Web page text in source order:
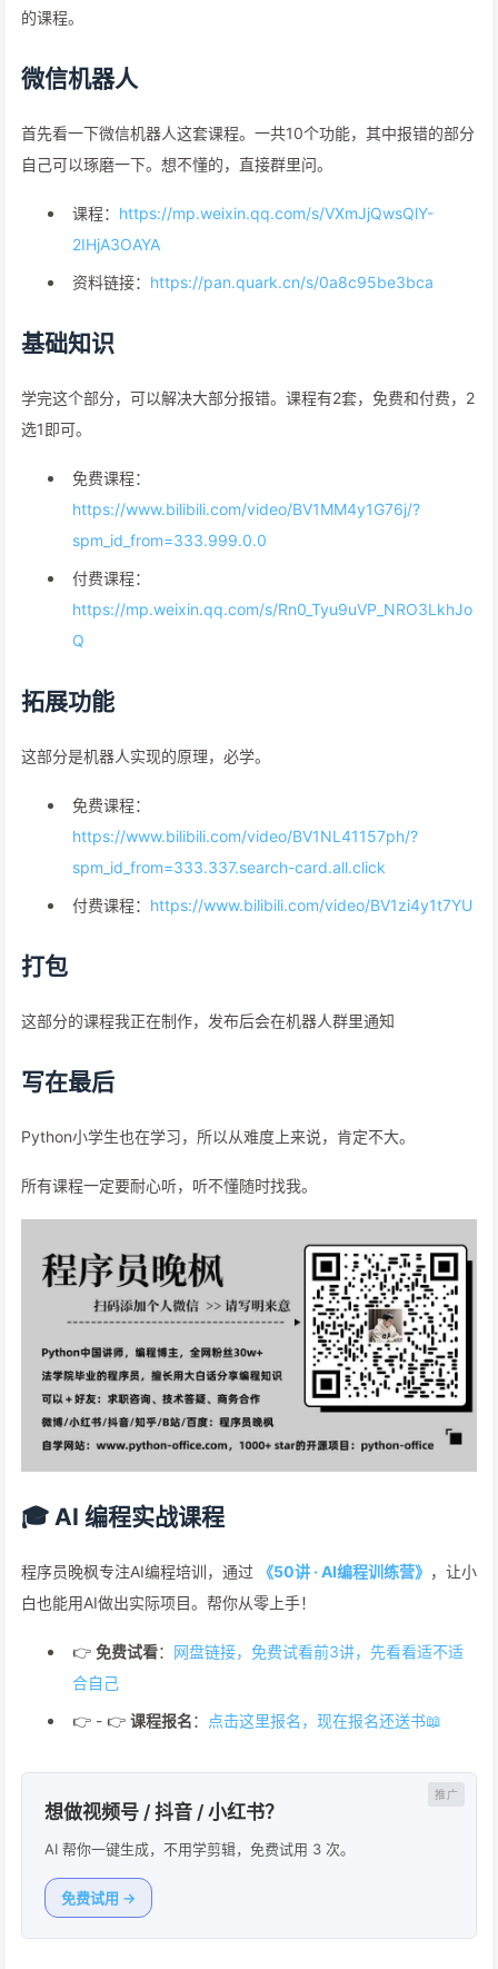
的课程。
微信机器人
首先看一下微信机器人这套课程。一共10个功能，其中报错的部分
自己可以琢磨一下。想不懂的，直接群里问。
课程： https://mp.weixin.qq.com/s/VXmJjQwsQlY-
2IHjA3OAYA
资料链接： https://pan.quark.cn/s/0a8c95be3bca
基础知识
学完这个部分，可以解决大部分报错。课程有2套，免费和付费，2
选1即可。
免费课程：
https://www.bilibili.com/video/BV1MM4y1G76j/?
spm_id_from=333.999.0.0
付费课程：
https://mp.weixin.qq.com/s/Rn0_Tyu9uVP_NRO3LkhJo
Q
拓展功能
这部分是机器人实现的原理，必学。
免费课程：
https://www.bilibili.com/video/BV1NL41157ph/?
spm_id_from=333.337.search-card.all.click
付费课程： https://www.bilibili.com/video/BV1zi4y1t7YU
打包
这部分的课程我正在制作，发布后会在机器人群里通知
写在最后
Python小学生也在学习，所以从难度上来说，肯定不大。
所有课程一定要耐心听，听不懂随时找我。
🎓 AI 编程实战课程
程序员晚枫专注AI编程培训，通过 《50讲 · AI编程训练营》 ，让小
白也能用AI做出实际项目。帮你从零上手！
👉 免费试看： 网盘链接，免费试看前3讲，先看看适不适
合自己
👉 - 👉 课程报名： 点击这里报名，现在报名还送书📖
想做视频号 / 抖音 / 小红书？
AI 帮你一键生成，不用学剪辑，免费试用 3 次。
免费试用 →